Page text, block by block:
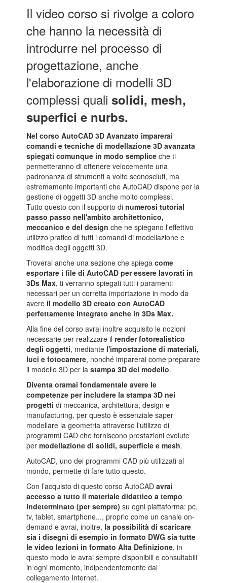
Il video corso si rivolge a coloro
che hanno la necessità di
introdurre nel processo di
progettazione, anche
l'elaborazione di modelli 3D
complessi qualisolidi, mesh,
superfici e nurbs.
Nel corso AutoCAD 3D Avanzato imparerai
comandi e tecniche di modellazione 3D avanzata
spiegati comunque in modo semplice che ti
permetteranno di ottenere velocemente una
padronanza di strumenti a volte sconosciuti, ma
estremamente importanti che AutoCAD dispone per la
gestione di oggetti 3D anche molto complessi.
Tutto questo con il supporto dinumerosi tutorial
passo passo nell'ambito architettonico,
meccanico e del design che ne spiegano l'effettivo
utilizzo pratico di tutti i comandi di modellazione e
modifica degli oggetti 3D.
Troverai anche una sezione che spiega come
esportare i file di AutoCAD per essere lavorati in
3Ds Max, ti verranno spiegati tutti i paramenti
necessari per un corretta importazione in modo da
avere il modello 3D creato con AutoCAD
perfettamente integrato anche in 3Ds Max.
Alla fine del corso avrai inoltre acquisito le nozioni
necessarie per realizzare ilrender fotorealistico
degli oggetti, mediante l'impostazione di materiali,
luci e fotocamere, nonché imparerai come preparare
il modello 3D per lastampa 3D del modello.
Diventa oramai fondamentale avere le
competenze per includere la stampa 3D nei
progettidi meccanica, architettura, design e
manufacturing, per questo è essenziale saper
modellare la geometria attraverso l'utilizzo di
programmi CAD che forniscono prestazioni evolute
permodellazione di solidi, superficie e mesh.
AutoCAD, uno dei programmi CAD più utilizzati al
mondo, permette di fare tutto questo.
Con l’acquisto di questo corso AutoCADavrai
accesso a tutto il materiale didattico a tempo
indeterminato (per sempre)su ogni piattaforma: pc,
tv, tablet, smartphone..., proprio come un canale on-
demand e avrai, inoltre, la possibilità di scaricare
sia i disegni di esempio in formato DWG sia tutte
le video lezioni in formato Alta Definizione, in
questo modo le avrai sempre disponibili e consultabili
in ogni momento, indipendentemente dal
collegamento Internet.